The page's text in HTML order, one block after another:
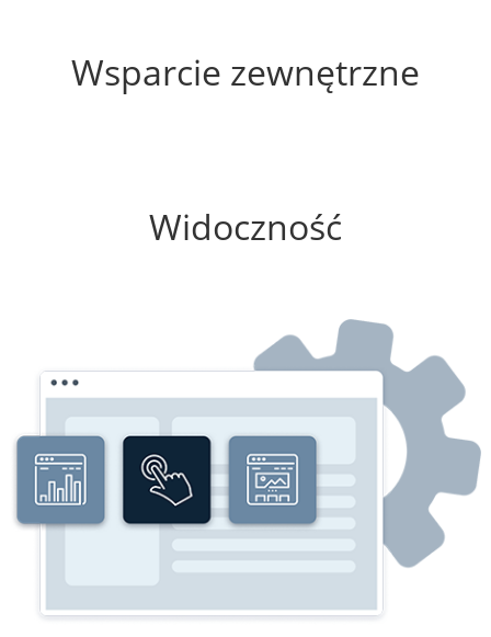
Wsparcie zewnętrzne
Widoczność